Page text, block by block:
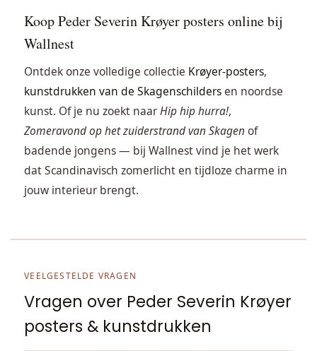
Koop Peder Severin Krøyer posters online bij
Wallnest
Ontdek onze volledige collectie Krøyer-posters,
kunstdrukken van de Skagenschildersen noordse
kunst. Of je nu zoekt naarHip hip hurra!,
Zomeravond op het zuiderstrand van Skagenof
badende jongens — bij Wallnest vind je het werk
dat Scandinavisch zomerlicht en tijdloze charme in
jouw interieur brengt.
VEELGESTELDE VRAGEN
Vragen over Peder Severin Krøyer
posters & kunstdrukken